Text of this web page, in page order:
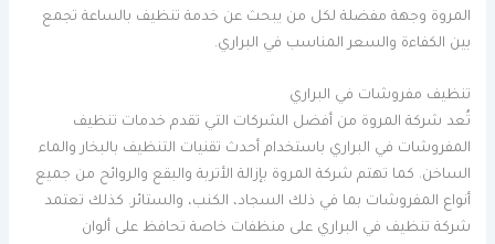
المروة وجهة مفضلة لكل من يبحث عن خدمة تنظيف بالساعة تجمع
بين الكفاءة والسعر المناسب في البراري.
تنظيف مفروشات في البراري
تُعد شركة المروة من أفضل الشركات التي تقدم خدمات تنظيف
المفروشات في البراري باستخدام أحدث تقنيات التنظيف بالبخار والماء
الساخن. كما تهتم شركة المروة بإزالة الأتربة والبقع والروائح من جميع
أنواع المفروشات بما في ذلك السجاد، الكنب، والستائر. كذلك تعتمد
شركة تنظيف في البراري على منظفات خاصة تحافظ على ألوان